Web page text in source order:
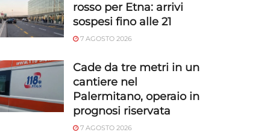
rosso per Etna: arrivi
sospesi fino alle 21
7 AGOSTO 2026
Cade da tre metri in un
cantiere nel
Palermitano, operaio in
prognosi riservata
7 AGOSTO 2026